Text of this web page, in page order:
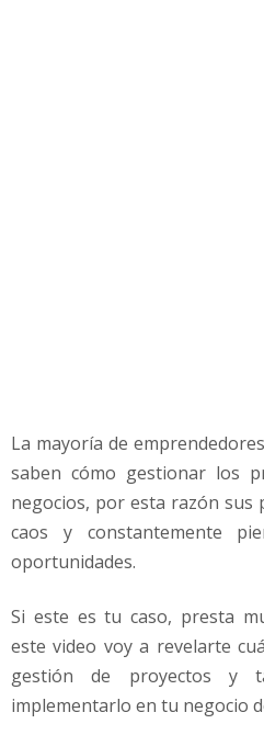
o
s
t
a
r
a
e
t
La mayoría de
saben cómo gestionar los
negocios, por esta razón sus
caos y constantemente
oportunidades.
Si este es tu caso, presta
este video voy a revelarte
gestión de proyectos y
implementarlo en tu negocio